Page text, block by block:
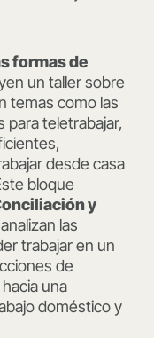
formas de
un taller sobre
temas como las
para teletrabajar,
desde casa
bloque
y
las
trabajar en un
de
una
doméstico y